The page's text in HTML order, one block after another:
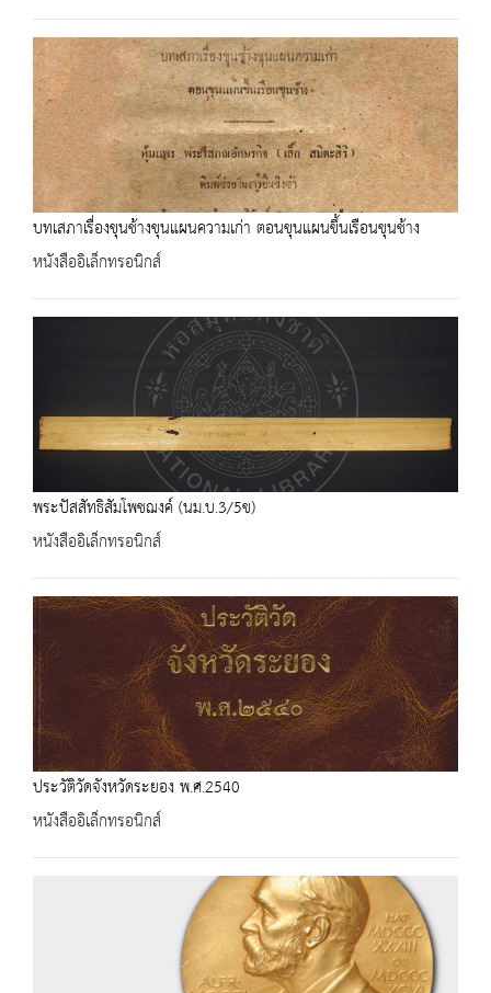
บทเสภาเรื่องขุนช้างขุนแผนความเก่า ตอนขุนแผนขึ้นเรือนขุนช้าง
หนังสืออิเล็กทรอนิกส์
พระปัสสัทธิสัมโพชฌงค์ (นม.บ.3/5ข)
หนังสืออิเล็กทรอนิกส์
ประวัติวัดจังหวัดระยอง พ.ศ.2540
หนังสืออิเล็กทรอนิกส์